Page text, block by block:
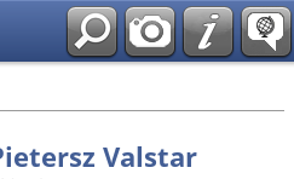
Valstar